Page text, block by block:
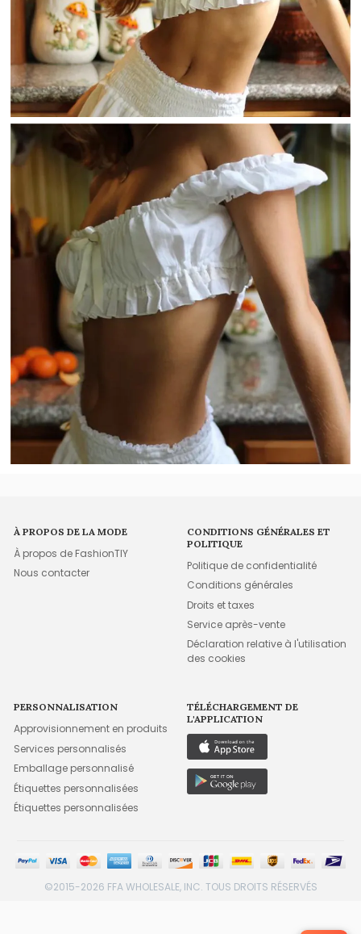
À PROPOS DE LA MODE
À propos de FashionTIY
Nous contacter
CONDITIONS GÉNÉRALES ET
POLITIQUE
Politique de confidentialité
Conditions générales
Droits et taxes
Service après-vente
Déclaration relative à l'utilisation
des cookies
PERSONNALISATION
Approvisionnement en produits
Services personnalisés
Emballage personnalisé
Étiquettes personnalisées
Étiquettes personnalisées
TÉLÉCHARGEMENT DE
L'APPLICATION
©2015-2026 FFA WHOLESALE, INC. TOUS DROITS RÉSERVÉS